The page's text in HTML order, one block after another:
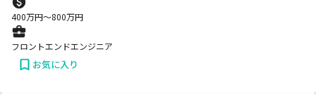
400万円〜800万円
フロントエンドエンジニア
お気に入り